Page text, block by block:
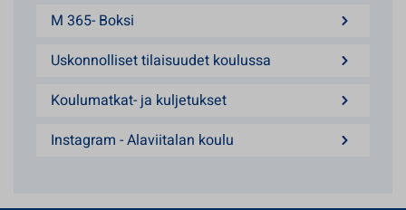
M 365- Boksi
Uskonnolliset tilaisuudet koulussa
Koulumatkat- ja kuljetukset
Instagram - Alaviitalan koulu